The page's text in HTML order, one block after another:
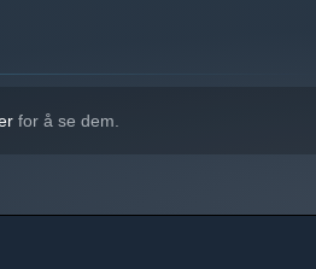
for å se dem.